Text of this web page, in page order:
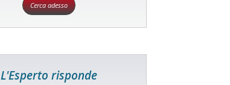
Cerca adesso
L'Esperto risponde